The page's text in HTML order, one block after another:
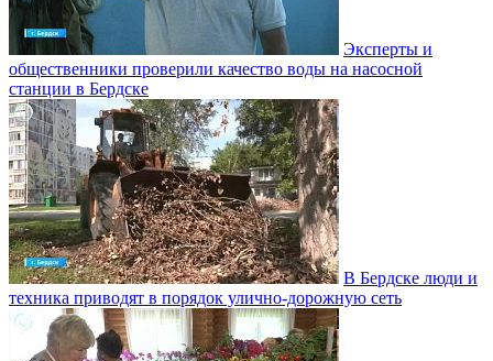
Эксперты и
общественники проверили качество воды на насосной
станции в Бердске
В Бердске люди и
техника приводят в порядок улично‑дорожную сеть